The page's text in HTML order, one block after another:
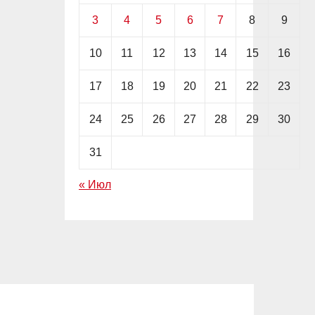
3 4 5 6 7 8 9
10 11 12 13 14 15 16
17 18 19 20 21 22 23
24 25 26 27 28 29 30
31
« Июл